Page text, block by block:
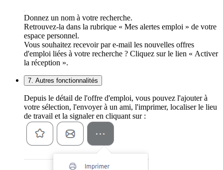
Donnez un nom à votre recherche.
Retrouvez-la dans la rubrique « Mes alertes emploi » de votre
espace personnel.
Vous souhaitez recevoir par e-mail les nouvelles offres
d'emploi liées à votre recherche ? Cliquez sur le lien « Activer
la réception ».
7. Autres fonctionnalités
Depuis le détail de l'offre d'emploi, vous pouvez l'ajouter à
votre sélection, l'envoyer à un ami, l'imprimer, localiser le lieu
de travail et la signaler en cliquant sur :